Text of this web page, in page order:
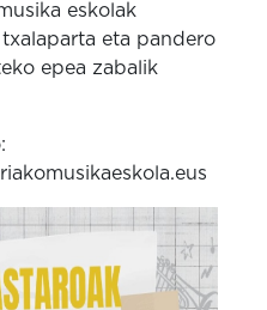
eskolak
eta pandero
epea zabalik